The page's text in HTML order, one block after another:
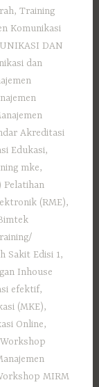
,Training
Komunikasi
DAN
dan
Akreditasi
Edukasi,
mke,
Pelatihan
(RME),
Sakit Edisi 1,
Inhouse
efektif,
(MKE),
Online,
Workshop
MIRM